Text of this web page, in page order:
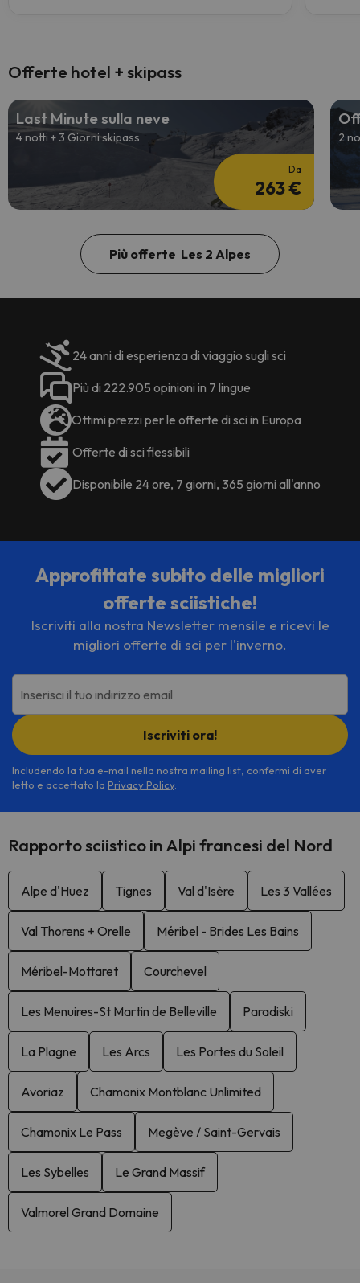
Offerte hotel + skipass
Last Minute sulla neve
4 notti + 3 Giorni skipass
Da
263 €
2
Più offerte Les 2 Alpes
24 anni di esperienza di viaggio sugli sci
Più di 222.905 opinioni in 7 lingue
Ottimi prezzi per le offerte di sci in Europa
Offerte di sci flessibili
Disponibile 24 ore, 7 giorni, 365 giorni all'anno
Approfittate subito delle migliori
offerte sciistiche!
Iscriviti alla nostra Newsletter mensile e ricevi le
migliori offerte di sci per l'inverno.
Inserisci il tuo indirizzo email
Iscriviti ora!
Includendo la tua e-mail nella nostra mailing list, confermi di aver
letto e accettato la Privacy Policy.
Rapporto sciistico in Alpi francesi del Nord
Alpe d'Huez Tignes Val d'Isère Les 3 Vallées
Val Thorens + Orelle Méribel - Brides Les Bains
Méribel-Mottaret Courchevel
Les Menuires-St Martin de Belleville Paradiski
La Plagne Les Arcs Les Portes du Soleil
Avoriaz Chamonix Montblanc Unlimited
Chamonix Le Pass Megève / Saint-Gervais
Les Sybelles Le Grand Massif
Valmorel Grand Domaine